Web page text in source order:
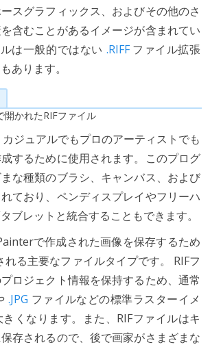
スグラフィックス、およびその他のさ
含むことがあるイメージが含まれてい
は一般的ではない .RIFFファイル拡張
あります。
かれたRIFファイル
ジュアルでもプロのアーティストでも
するために使用されます。このプログ
な種類のブラシ、キャンバス、および
ており、ペンディスプレイやフリーハ
ブレットと統合することもできます。
で作成された画像を保存するため
る主要なファイルタイプです。 RIFフ
ロジェクト情報を保持するため、通常
.JPG ファイルなどの標準ラスターイメ
くなります。また、RIFファイルはキ
存されるので、後で画家がさまざまな